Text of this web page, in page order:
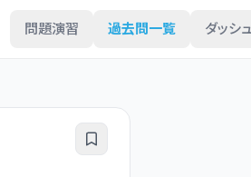
問題演習 過去問一覧 ダッシ